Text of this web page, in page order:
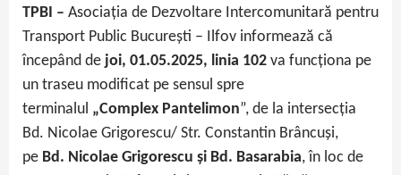
TPBI – Asociația de Dezvoltare Intercomunitară pentru
Transport Public București – Ilfov informează că
începând de joi, 01.05.2025, linia 102 va funcționa pe
un traseu modificat pe sensul spre
terminalul „Complex Pantelimon”, de la intersecția
Bd. Nicolae Grigorescu/ Str. Constantin Brâncuși,
pe Bd. Nicolae Grigorescu și Bd. Basarabia, în loc de